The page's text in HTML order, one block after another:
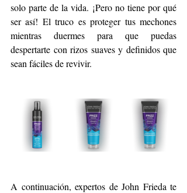
solo parte de la vida. ¡Pero no tiene por qué
ser así! El truco es proteger tus mechones
mientras duermes para que puedas
despertarte con rizos suaves y definidos que
sean fáciles de revivir.
A continuación, expertos de John Frieda te